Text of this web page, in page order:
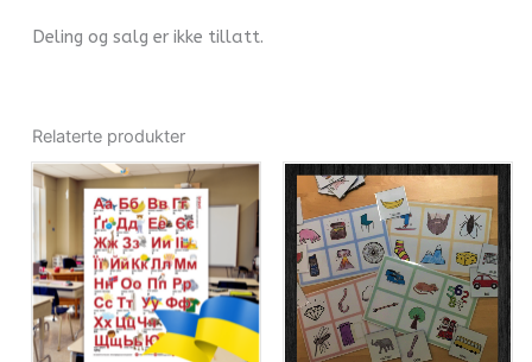
Deling og salg er ikke tillatt.
Relaterte produkter